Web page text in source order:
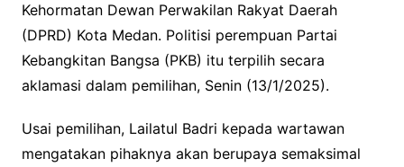
Kehormatan Dewan Perwakilan Rakyat Daerah
(DPRD) Kota Medan. Politisi perempuan Partai
Kebangkitan Bangsa (PKB) itu terpilih secara
aklamasi dalam pemilihan, Senin (13/1/2025).
Usai pemilihan, Lailatul Badri kepada wartawan
mengatakan pihaknya akan berupaya semaksimal